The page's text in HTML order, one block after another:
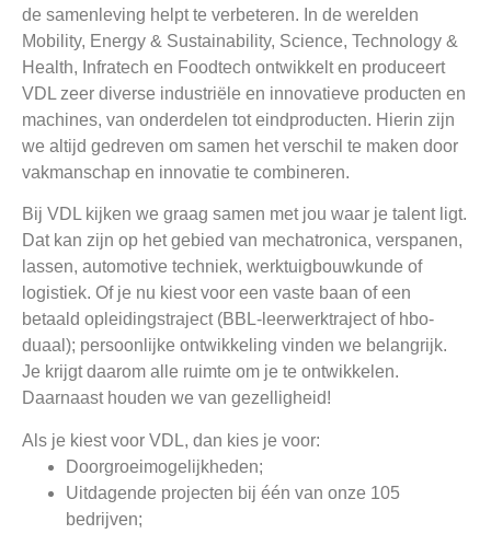
de samenleving helpt te verbeteren. In de werelden
Mobility, Energy & Sustainability, Science, Technology &
Health, Infratech en Foodtech ontwikkelt en produceert
VDL zeer diverse industriële en innovatieve producten en
machines, van onderdelen tot eindproducten. Hierin zijn
we altijd gedreven om samen het verschil te maken door
vakmanschap en innovatie te combineren.
Bij VDL kijken we graag samen met jou waar je talent ligt.
Dat kan zijn op het gebied van mechatronica, verspanen,
lassen, automotive techniek, werktuigbouwkunde of
logistiek. Of je nu kiest voor een vaste baan of een
betaald opleidingstraject (BBL-leerwerktraject of hbo-
duaal); persoonlijke ontwikkeling vinden we belangrijk.
Je krijgt daarom alle ruimte om je te ontwikkelen.
Daarnaast houden we van gezelligheid!
Als je kiest voor VDL, dan kies je voor:
Doorgroeimogelijkheden;
Uitdagende projecten bij één van onze 105
bedrijven;